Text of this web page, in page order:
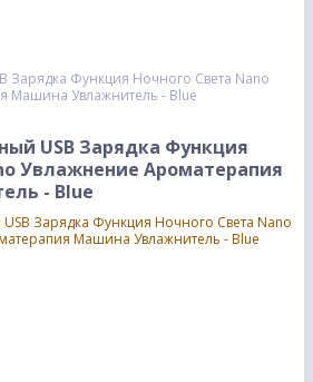
Зарядка Функция Ночного Света Nano
Машина Увлажнитель - Blue
USB Зарядка Функция
Увлажнение Ароматерапия
- Blue